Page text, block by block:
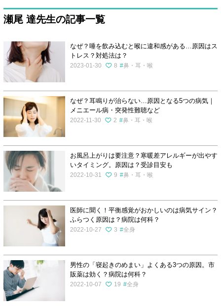
瀬尾 達先生の記事一覧
なぜ？唾を飲み込むと喉に違和感がある…原因はス
トレス？対処法は？
2023-01-30 8 鼻・耳・喉
なぜ？耳鳴りが治らない…原因となる5つの病気｜
メニエール病・突発性難聴など
2022-11-30 2 鼻・耳・喉
お風呂上がりは要注意？寒暖差アレルギーが出やす
いタイミング。原因は？受診目安も
2022-10-31 9 鼻・耳・喉
医師に聞く！平衡感覚がおかしいのは病気サイン？
ふらつく原因は？病院は何科？
2022-10-27 3 全身
男性の「寝起きのめまい」よくある3つの原因。市
販薬は効く？病院は何科？
2022-10-07 19 全身